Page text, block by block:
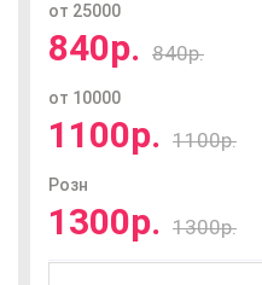
от 25000
840р. 840р.
от 10000
1100р. 1100р.
Розн
1300р. 1300р.